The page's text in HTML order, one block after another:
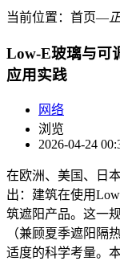
当前位置： 首页―
Low-E玻璃与可
应用实践
网络
浏览
2026-04-24
在欧洲、美国、日
出：建筑在使用
筑遮阳产品。这一
（兼顾夏季遮阳隔
适度的科学考量。